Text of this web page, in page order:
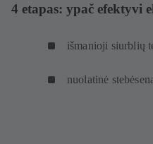
4 etapas: ypač efektyvi
išmanioji siurblių
nuolatinė